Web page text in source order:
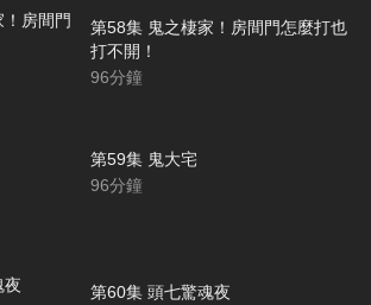
第58集 鬼之棲家！房間門怎麼打也
打不開！
96分鐘
第59集 鬼大宅
96分鐘
第60集 頭七驚魂夜